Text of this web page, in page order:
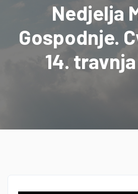
Nedjelja
Gospodnje.
14.